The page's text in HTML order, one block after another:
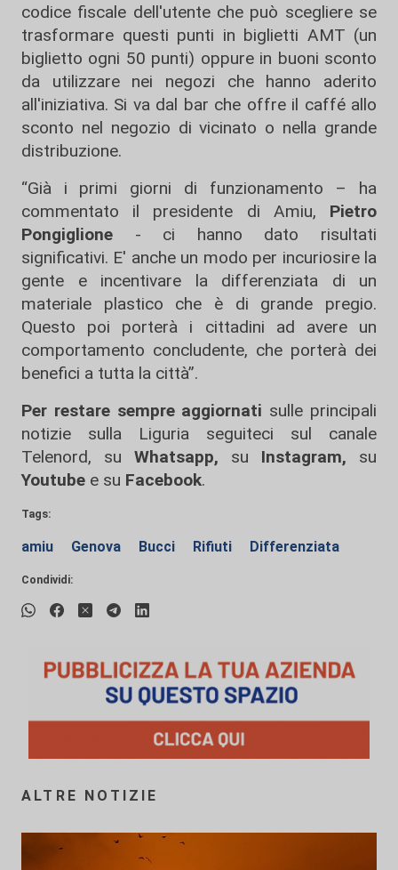
codice fiscale dell'utente che può scegliere se
trasformare questi punti in biglietti AMT (un
biglietto ogni 50 punti) oppure in buoni sconto
da utilizzare nei negozi che hanno aderito
all'iniziativa. Si va dal bar che offre il caffé allo
sconto nel negozio di vicinato o nella grande
distribuzione.
“Già i primi giorni di funzionamento – ha
commentato il presidente di Amiu, Pietro
Pongiglione - ci hanno dato risultati
significativi. E' anche un modo per incuriosire la
gente e incentivare la differenziata di un
materiale plastico che è di grande pregio.
Questo poi porterà i cittadini ad avere un
comportamento concludente, che porterà dei
benefici a tutta la città”.
Per restare sempre aggiornati sulle principali
notizie sulla Liguria seguiteci sul canale
Telenord, su
Whatsapp, su Instagram, su
Youtube e su Facebook.
Tags:
amiu Genova Bucci Rifiuti Differenziata
Condividi:
ALTRE NOTIZIE